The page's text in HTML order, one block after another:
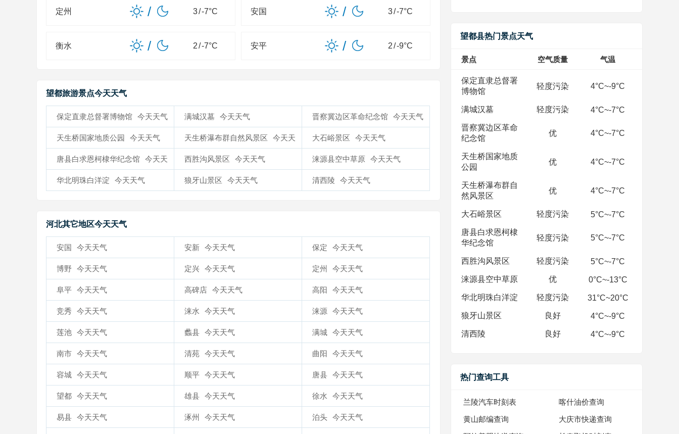
定州 / 3/-7°C 安国 / 3/-7°C
衡水 / 2/-7°C 安平 / 2/-9°C
望都旅游景点今天天气
保定直隶总督署博物馆 今天天气 满城汉墓 今天天气 晋察冀边区革命纪念馆 今天天气
天生桥国家地质公园 今天天气 天生桥瀑布群自然风景区 今天天
气
大石峪景区 今天天气
唐县白求恩柯棣华纪念馆 今天天
气
西胜沟风景区 今天天气 涞源县空中草原 今天天气
华北明珠白洋淀 今天天气 狼牙山景区 今天天气 清西陵 今天天气
河北其它地区今天天气
安国 今天天气 安新 今天天气 保定 今天天气
博野 今天天气 定兴 今天天气 定州 今天天气
阜平 今天天气 高碑店 今天天气 高阳 今天天气
竞秀 今天天气 涞水 今天天气 涞源 今天天气
莲池 今天天气 蠡县 今天天气 满城 今天天气
南市 今天天气 清苑 今天天气 曲阳 今天天气
容城 今天天气 顺平 今天天气 唐县 今天天气
望都 今天天气 雄县 今天天气 徐水 今天天气
易县 今天天气 涿州 今天天气 泊头 今天天气
望都县热门景点天气
景点 空气质量 气温
保定直隶总督署
博物馆
轻度污染 4°C~-9°C
满城汉墓 轻度污染 4°C~-7°C
晋察冀边区革命
纪念馆
优 4°C~-7°C
天生桥国家地质
公园
优 4°C~-7°C
天生桥瀑布群自
然风景区
优 4°C~-7°C
大石峪景区 轻度污染 5°C~-7°C
唐县白求恩柯棣
华纪念馆
轻度污染 5°C~-7°C
西胜沟风景区 轻度污染 5°C~-7°C
涞源县空中草原 优 0°C~-13°C
华北明珠白洋淀 轻度污染 31°C~20°C
狼牙山景区 良好 4°C~-9°C
清西陵 良好 4°C~-9°C
热门查询工具
兰陵汽车时刻表 喀什油价查询
黄山邮编查询 大庆市快递查询